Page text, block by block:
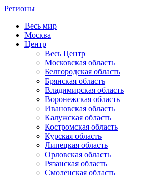
Регионы
Весь мир
Москва
Центр
Весь Центр
Московская область
Белгородская область
Брянская область
Владимирская область
Воронежская область
Ивановская область
Калужская область
Костромская область
Курская область
Липецкая область
Орловская область
Рязанская область
Смоленская область